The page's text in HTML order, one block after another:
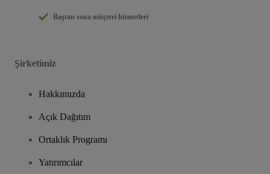
Baştan sona müşteri hizmetleri
Şirketimiz
Hakkımızda
Açık Dağıtım
Ortaklık Programı
Yatırımcılar